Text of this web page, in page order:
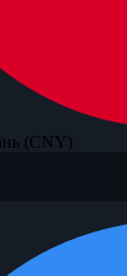
(CNY)